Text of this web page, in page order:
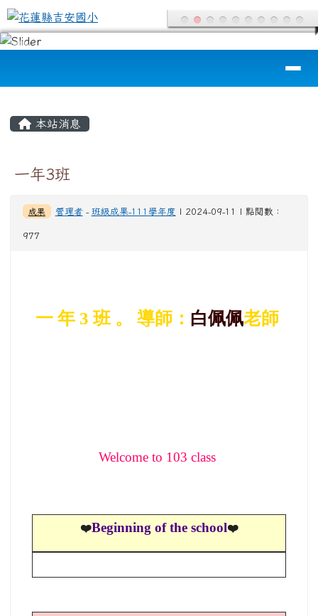
跳至主內容區
花蓮縣吉安國小
本站消息
一年3班
成果 管理者- 班級成果-111學年度 | 2024-09-11 | 點閱數：
977
一 年 3 班 。 導師： 白佩佩老師
Welcome to 103 class
❤Beginning of the school❤